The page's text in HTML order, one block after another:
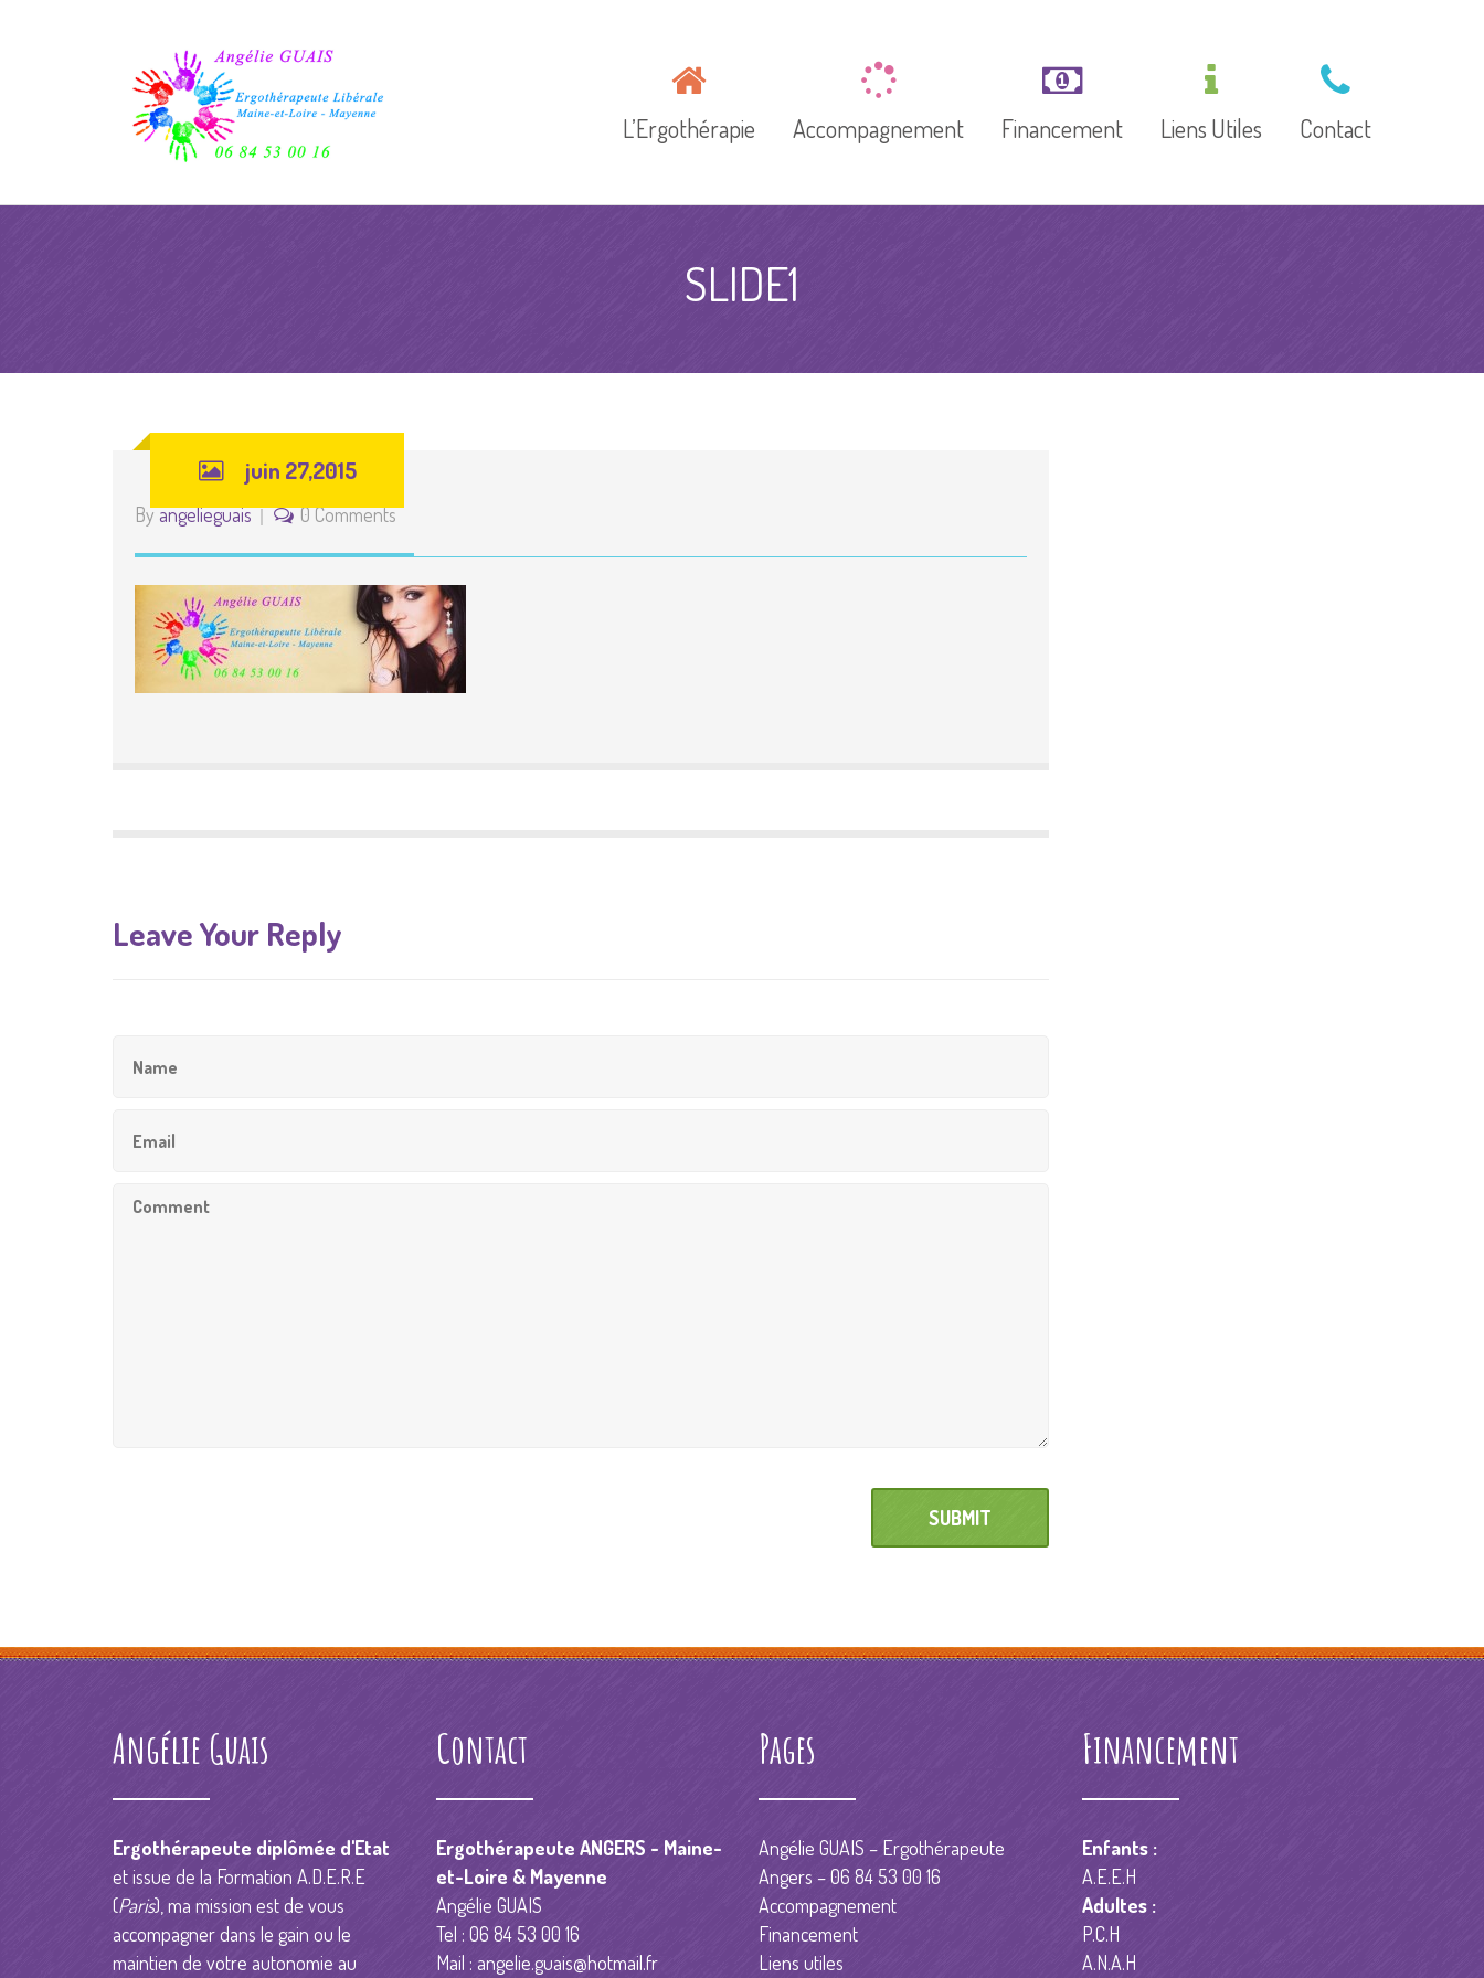
L’Ergothérapie Accompagnement Financement Liens Utiles Contact
SLIDE1
juin 27,2015
Byangelieguais 0 Comments
Leave Your Reply
Angélie Guais
Ergothérapeute diplômée d'Etat
et issue de la Formation A.D.E.R.E
(Paris), ma mission est de vous
accompagner dans le gain ou le
maintien de votre autonomie au
Contact
Ergothérapeute ANGERS - Maine-
et-Loire & Mayenne
Angélie GUAIS
Tel : 06 84 53 00 16
Mail : angelie.guais@hotmail.fr
Pages
Angélie GUAIS – Ergothérapeute
Angers – 06 84 53 00 16
Accompagnement
Financement
Liens utiles
Financement
Enfants :
A.E.E.H
Adultes :
P.C.H
A.N.A.H